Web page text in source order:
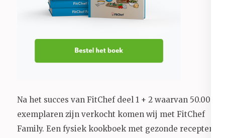
Na het succes van FitChef deel 1 + 2 waarvan 50.000+
exemplaren zijn verkocht komen wij met FitChef
Family. Een fysiek kookboek met gezonde recepten